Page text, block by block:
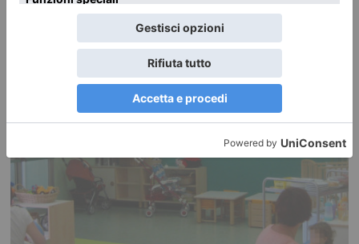
RECENTI: